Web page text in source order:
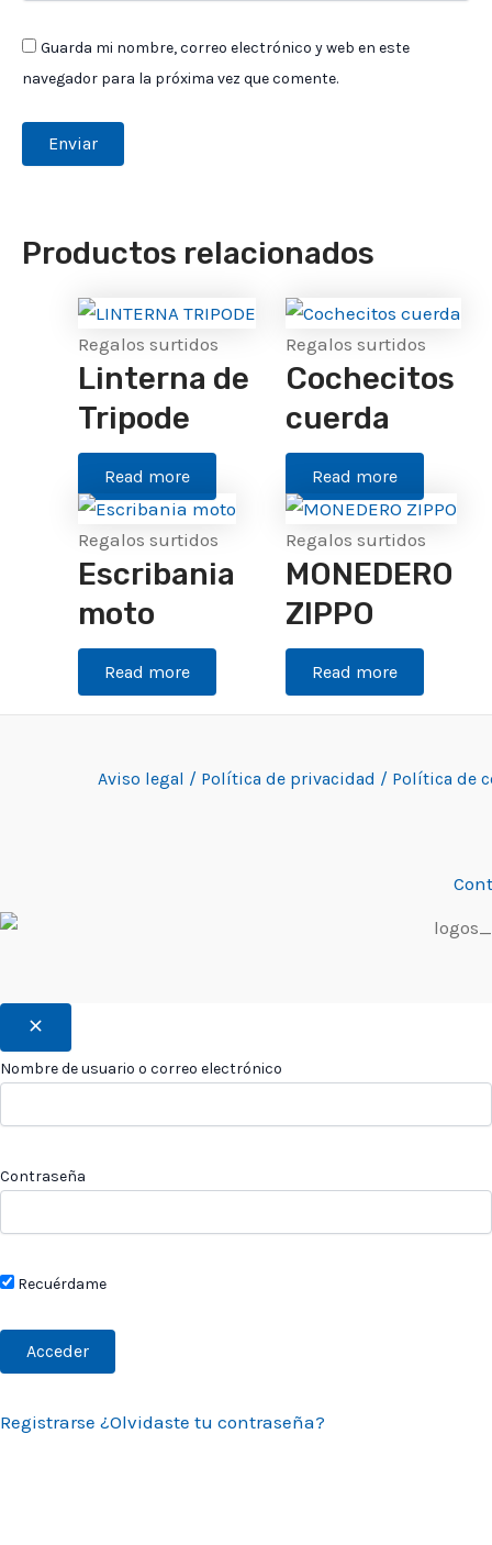
Guarda mi nombre, correo electrónico y web en este
navegador para la próxima vez que comente.
Productos relacionados
Regalos surtidos
Linterna de
Tripode
Read more
Regalos surtidos
Cochecitos
cuerda
Read more
Regalos surtidos
Escribania
moto
Read more
Regalos surtidos
MONEDERO
ZIPPO
Read more
Aviso legal / Política de privacidad / Política de
Nombre de usuario o correo electrónico
Contraseña
Recuérdame
Registrarse ¿Olvidaste tu contraseña?